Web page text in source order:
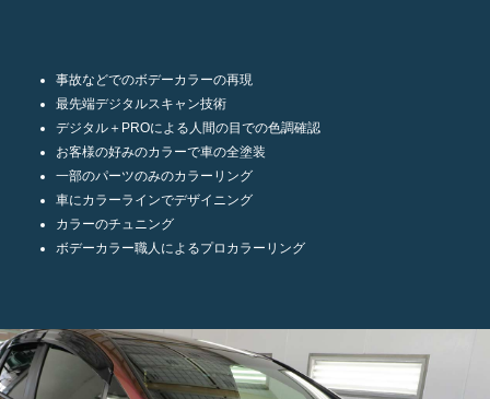
事故などでのボデーカラーの再現
最先端デジタルスキャン技術
デジタル＋PROによる人間の目での色調確認
お客様の好みのカラーで車の全塗装
一部のパーツのみのカラーリング
車にカラーラインでデザイニング
カラーのチュニング
ボデーカラー職人によるプロカラーリング